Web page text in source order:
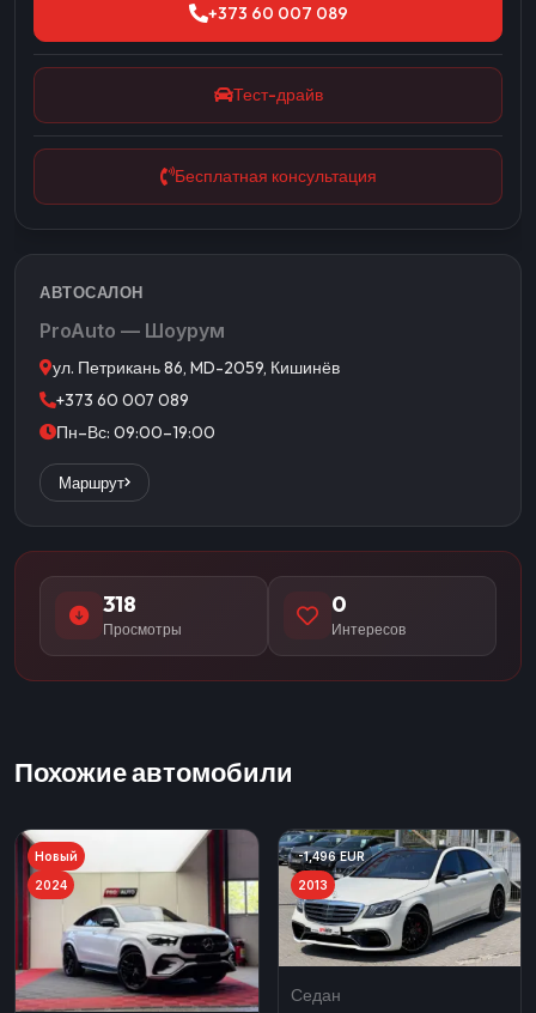
+373 60 007 089
Тест-драйв
Бесплатная консультация
АВТОСАЛОН
ProAuto — Шоурум
ул. Петрикань 86, MD-2059, Кишинёв
+373 60 007 089
Пн–Вс: 09:00–19:00
Маршрут
318
Просмотры
0
Интересов
Похожие автомобили
Новый
2024
-1,496 EUR
2013
Седан